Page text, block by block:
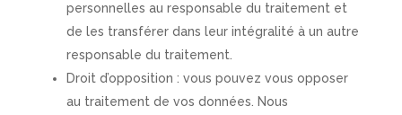
personnelles au responsable du traitement et
de les transférer dans leur intégralité à un autre
responsable du traitement.
Droit d’opposition : vous pouvez vous opposer
au traitement de vos données. Nous